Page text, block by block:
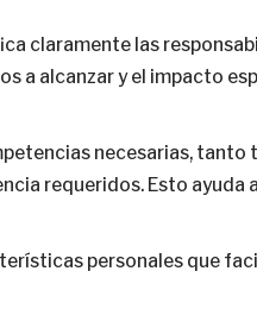
claramente las
a alcanzar y el impacto
necesarias, tanto
requeridos. Esto
personales que